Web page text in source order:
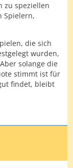
zu speziellen
Spielern,
die sich
wurden,
solange die
stimmt ist für
findet, bleibt